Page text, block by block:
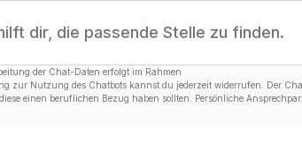
dir, die passende Stelle zu finden.
der Chat-Daten erfolgt im Rahmen
zur Nutzung des Chatbots kannst du jederzeit widerrufen. Der
einen beruflichen Bezug haben sollten. Persönliche